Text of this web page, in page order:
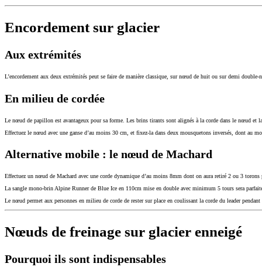
Encordement sur glacier
Aux extrémités
L’encordement aux deux extrémités peut se faire de manière classique, sur nœud de huit ou sur demi double-
En milieu de cordée
Le nœud de papillon est avantageux pour sa forme. Les brins tirants sont alignés à la corde dans le nœud et
Effectuez le nœud avec une ganse d’au moins 30 cm, et fixez-la dans deux mousquetons inversés, dont au
Alternative mobile : le nœud de Machard
Effectuez un nœud de Machard avec une corde dynamique d’au moins 8mm dont on aura retiré 2 ou 3
La sangle mono-brin Alpine Runner de Blue Ice en 110cm mise en double avec minimum 5 tours sera
Le nœud permet aux personnes en milieu de corde de rester sur place en coulissant la corde du leader
Nœuds de freinage sur glacier enneigé
Pourquoi ils sont indispensables